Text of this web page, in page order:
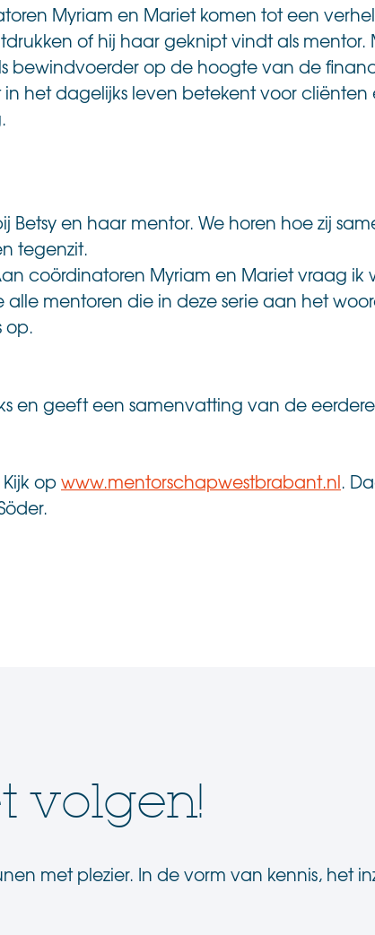
Myriam en Mariet komen tot een
of hij haar geknipt vindt als
bewindvoerder op de hoogte van de
het dagelijks leven betekent voor cliënten
en haar mentor. We horen hoe zij
tegenzit.
coördinatoren Myriam en Mariet vraag ik
mentoren die in deze serie aan het
op.
en geeft een samenvatting van de
opwww.mentorschapwestbrabant.nl.
volgen!
met plezier. In de vorm van kennis, het